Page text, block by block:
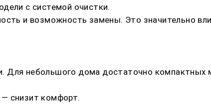
с системой очистки.
и возможность замены. Это значительно
Для небольшого дома достаточно
снизит комфорт.